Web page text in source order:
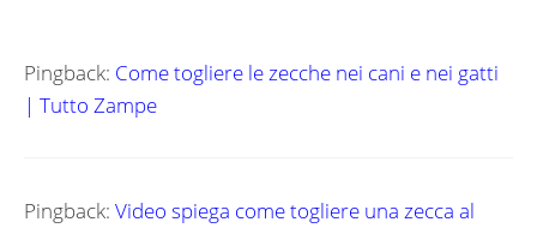
Pingback: Come togliere le zecche nei cani e nei gatti
| Tutto Zampe
Pingback: Video spiega come togliere una zecca al